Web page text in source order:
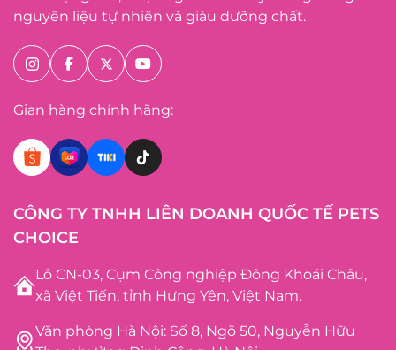
nguyên liệu tự nhiên và giàu dưỡng chất.
Gian hàng chính hãng:
CÔNG TY TNHH LIÊN DOANH QUỐC TẾ PETS
CHOICE
Lô CN-03, Cụm Công nghiệp Đông Khoái Châu,
xã Việt Tiến, tỉnh Hưng Yên, Việt Nam.
Văn phòng Hà Nội: Số 8, Ngõ 50, Nguyễn Hữu